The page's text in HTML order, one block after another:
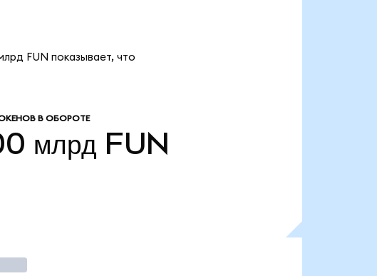
FUN показывает, что
В ОБОРОТЕ
млрд FUN